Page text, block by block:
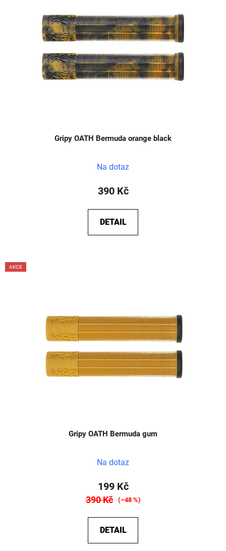
Gripy OATH Bermuda orange black
Na dotaz
390 Kč
DETAIL
AKCE
Gripy OATH Bermuda gum
Na dotaz
199 Kč
390 Kč (–48 %)
DETAIL